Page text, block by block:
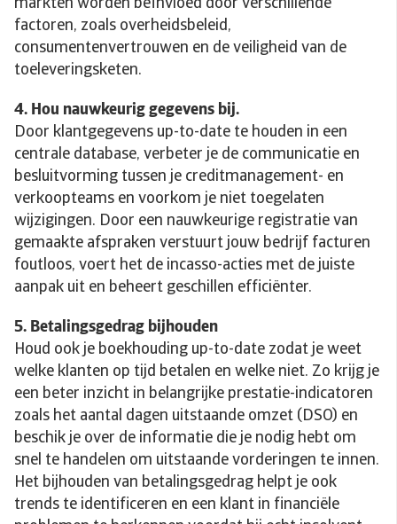
markten worden beïnvloed door verschillende
factoren, zoals overheidsbeleid,
consumentenvertrouwen en de veiligheid van de
toeleveringsketen.
4. Hou nauwkeurig gegevens bij.
Door klantgegevens up-to-date te houden in een
centrale database, verbeter je de communicatie en
besluitvorming tussen je creditmanagement- en
verkoopteams en voorkom je niet toegelaten
wijzigingen. Door een nauwkeurige registratie van
gemaakte afspraken verstuurt jouw bedrijf facturen
foutloos, voert het de incasso-acties met de juiste
aanpak uit en beheert geschillen efficiënter.
5. Betalingsgedrag bijhouden
Houd ook je boekhouding up-to-date zodat je weet
welke klanten op tijd betalen en welke niet. Zo krijg je
een beter inzicht in belangrijke prestatie-indicatoren
zoals het aantal dagen uitstaande omzet (DSO) en
beschik je over de informatie die je nodig hebt om
snel te handelen om uitstaande vorderingen te innen.
Het bijhouden van betalingsgedrag helpt je ook
trends te identificeren en een klant in financiële